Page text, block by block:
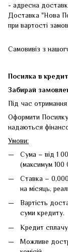
- адресна
Доставка "Нова
при вартості
Самовивіз з
Посилка в кредит
Забирай
Під час отримання
Оформити
надаються
Умови:
Сума – від 1
(максимум 100
Ставка –
на місяць,
Вартість
суми кредиту.
Кредит
Можливе